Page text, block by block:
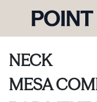
NECK
MESA